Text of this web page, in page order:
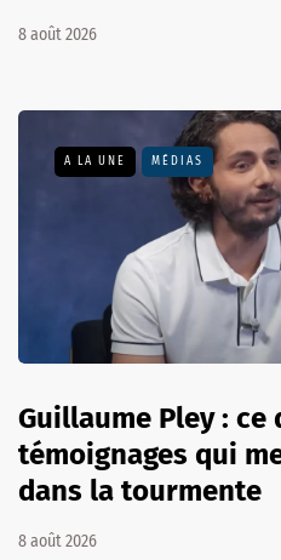
8 août 2026
A LA UNE MÉDIAS
Guillaume Pley : ce
témoignages qui
dans la tourmente
8 août 2026